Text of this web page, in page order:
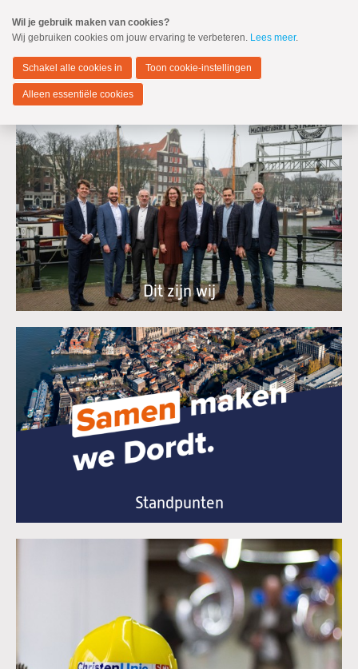
naar
Spring
de
inhoud
Spring
naar
hoofdmenu
Dordrecht
MENU
Zoeken:
Zoeken
Dit zijn wij
Standpunten
Wil je gebruik maken van cookies?
Wij gebruiken cookies om jouw ervaring te verbeteren. Lees meer.
Schakel alle cookies in Toon cookie-instellingen
Alleen essentiële cookies